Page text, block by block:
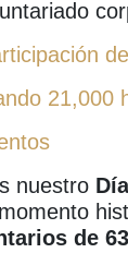
21,000
nuestro
de